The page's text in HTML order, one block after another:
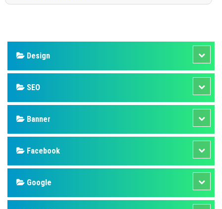
Design
SEO
Banner
Facebook
Google